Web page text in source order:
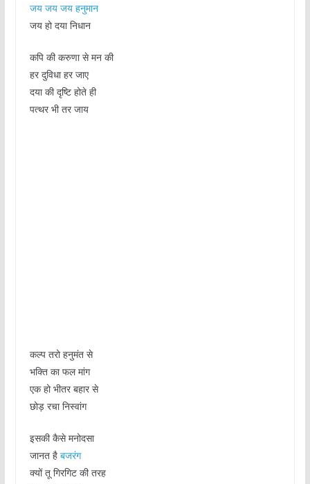
जय जय जय हनुमान
जय हो दया निधान
कपि की करुणा से मन की
हर दुविधा हर जाए
दया की दृष्टि होते ही
पत्थर भी तर जाय
कल्प तरो हनुमंत से
भक्ति का फल मांग
एक हो भीतर बहार से
छोड़ रचा निस्वांग
इसकी कैसे मनोदसा
जानत है बजरंग
क्यों तू गिरगिट की तरह